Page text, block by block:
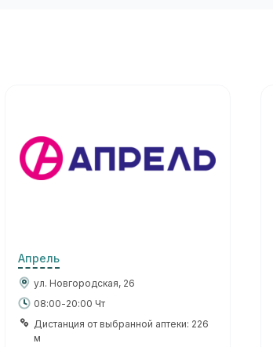
Апрель
ул. Новгородская, 26
08:00-20:00 Чт
Дистанция от выбранной аптеки: 226
м